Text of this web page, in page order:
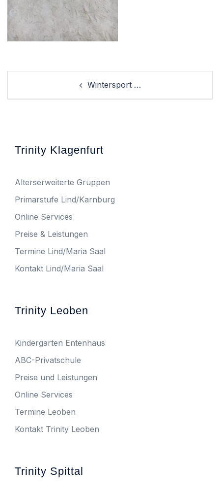
Wintersport …
Trinity Klagenfurt
Alterserweiterte Gruppen
Primarstufe Lind/Karnburg
Online Services
Preise & Leistungen
Termine Lind/Maria Saal
Kontakt Lind/Maria Saal
Trinity Leoben
Kindergarten Entenhaus
ABC-Privatschule
Preise und Leistungen
Online Services
Termine Leoben
Kontakt Trinity Leoben
Trinity Spittal